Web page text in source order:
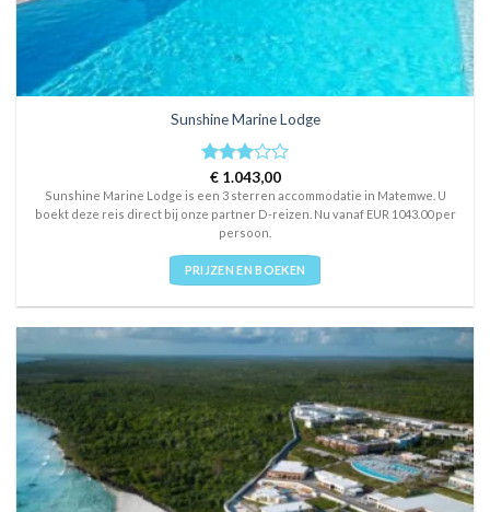
Sunshine Marine Lodge
Rated
3out
of 5
€1.043,00
Sunshine Marine Lodge is een 3 sterren accommodatie in Matemwe. U
boekt deze reis direct bij onze partner D-reizen. Nu vanaf EUR 1043.00 per
persoon.
PRIJZEN EN BOEKEN